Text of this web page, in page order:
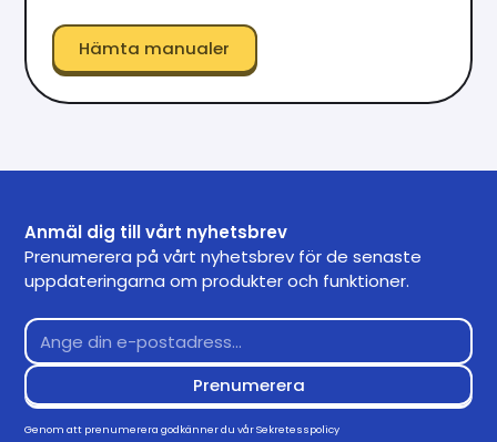
Hämta manualer
Anmäl dig till vårt nyhetsbrev
Prenumerera på vårt nyhetsbrev för de senaste
uppdateringarna om produkter och funktioner.
Genom att prenumerera godkänner du vårSekretesspolicy